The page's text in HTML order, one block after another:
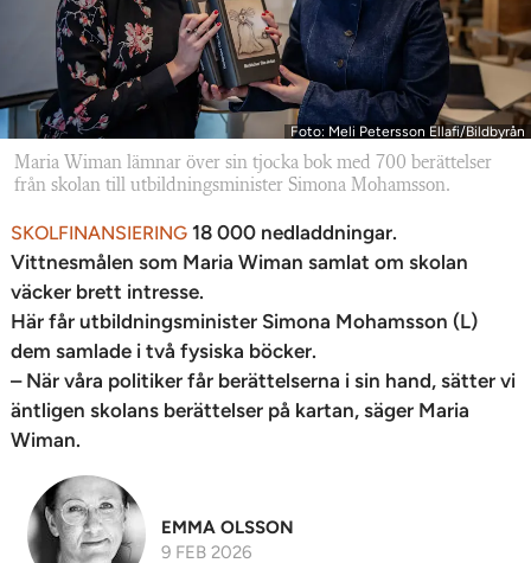
Foto: Meli Petersson Ellafi/Bildbyrån
Maria Wiman lämnar över sin tjocka bok med 700 berättelser
från skolan till utbildningsminister Simona Mohamsson.
SKOLFINANSIERING 18 000 nedladdningar.
Vittnesmålen som Maria Wiman samlat om skolan
väcker brett intresse.
Här får utbildningsminister Simona Mohamsson (L)
dem samlade i två fysiska böcker.
– När våra politiker får berättelserna i sin hand, sätter vi
äntligen skolans berättelser på kartan, säger Maria
Wiman.
EMMA OLSSON
9 FEB 2026